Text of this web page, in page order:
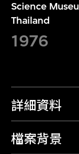
Science
Thailand
1976
詳細資料
檔案背景